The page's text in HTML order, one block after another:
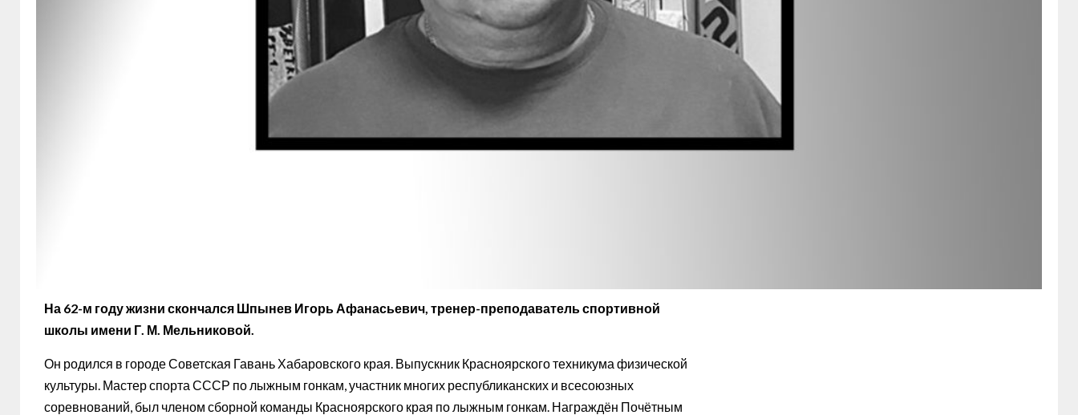
На 62-м году жизни скончался Шпынев Игорь Афанасьевич, тренер-преподаватель спортивной
школы имени Г. М. Мельниковой.
Он родился в городе Советская Гавань Хабаровского края. Выпускник Красноярского техникума физической
культуры. Мастер спорта СССР по лыжным гонкам, участник многих республиканских и всесоюзных
соревнований, был членом сборной команды Красноярского края по лыжным гонкам. Награждён Почётным